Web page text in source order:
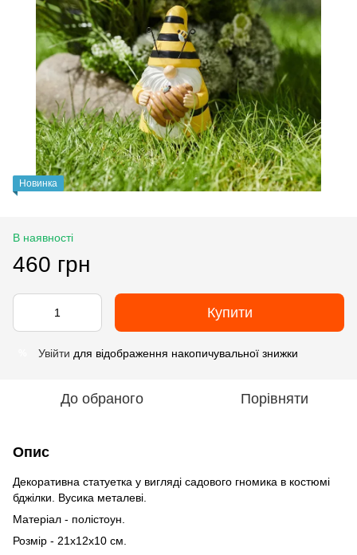
Новинка
В наявності
460 грн
Купити
Увійти для відображення накопичувальної знижки
До обраного Порівняти
Опис
Декоративна статуетка у вигляді садового гномика в костюмі
бджілки. Вусика металеві.
Матеріал - полістоун.
Розмір - 21х12х10 см.